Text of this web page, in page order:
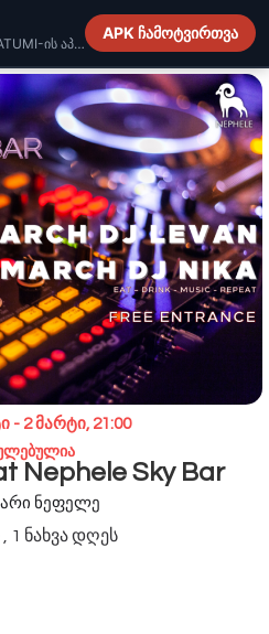
INFOBATUMI.GE
- 2 მარტი, 21:00
Nephele Sky Bar
ნეფელე
, 1 ნახვა დღეს
ჩამოტვირთეთ INFOBATUMI-ის აპლიკაცია
APK ჩამოტვირთვა